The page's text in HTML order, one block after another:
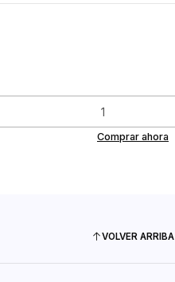
Comprar ahora
VOLVER ARRIBA